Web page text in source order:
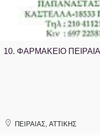
10. ΦΑΡΜΑΚΕΙΟ
ΠΕΙΡΑΙΑΣ, ΑΤΤΙΚΗΣ